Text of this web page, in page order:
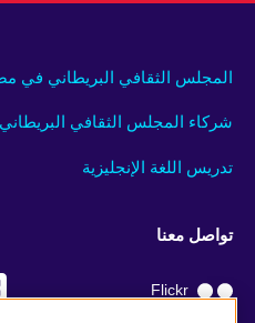
المجلس الثقافي البريطاني في
شركاء المجلس الثقافي البريطاني
تدريس اللغة الإنجليزية
تواصل معنا
Flickr